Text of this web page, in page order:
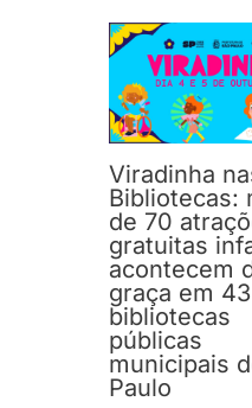
Viradinha
Bibliotecas:
de 70
gratuitas
acontecem
graça em 43
bibliotecas
públicas
municipais
Paulo